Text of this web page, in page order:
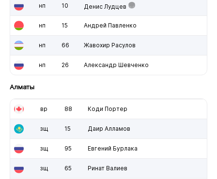
нп 10 Денис Лудцев
нп 15 Андрей Павленко
нп 66 Жавохир Расулов
нп 26 Александр Шевченко
Алматы
вр 88 Коди Портер
зщ 15 Даир Алламов
зщ 95 Евгений Бурлака
зщ 65 Ринат Валиев